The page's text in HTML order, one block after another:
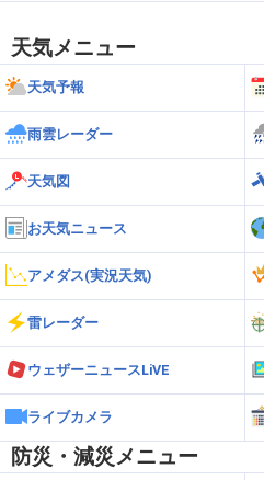
天気メニュー
天気予報
雨雲レーダー
天気図
お天気ニュース
アメダス(実況天気)
雷レーダー
ウェザーニュースLiVE
ライブカメラ
防災・減災メニュー